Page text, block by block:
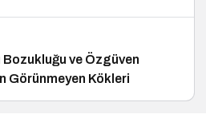
Bozukluğu ve Özgüven
Görünmeyen Kökleri